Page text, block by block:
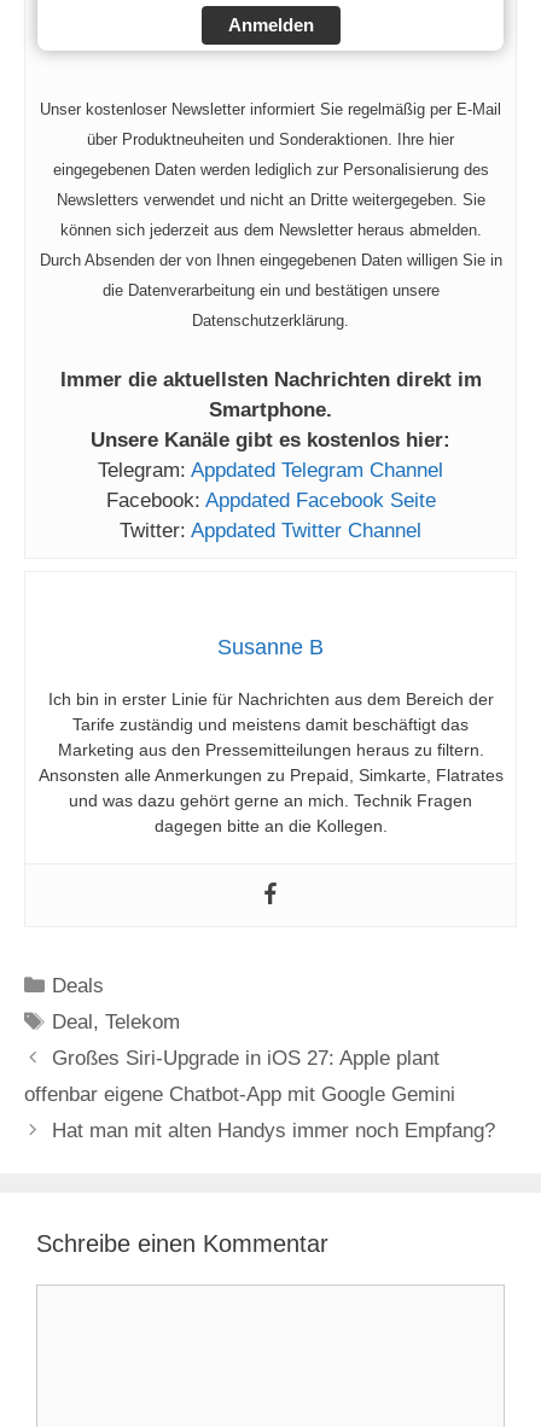
Anmelden
Unser kostenloser Newsletter informiert Sie regelmäßig per E-Mail
über Produktneuheiten und Sonderaktionen. Ihre hier
eingegebenen Daten werden lediglich zur Personalisierung des
Newsletters verwendet und nicht an Dritte weitergegeben. Sie
können sich jederzeit aus dem Newsletter heraus abmelden.
Durch Absenden der von Ihnen eingegebenen Daten willigen Sie in
die Datenverarbeitung ein und bestätigen unsere
Datenschutzerklärung.
Immer die aktuellsten Nachrichten direkt im
Smartphone.
Unsere Kanäle gibt es kostenlos hier:
Telegram: Appdated Telegram Channel
Facebook: Appdated Facebook Seite
Twitter: Appdated Twitter Channel
Susanne B
Ich bin in erster Linie für Nachrichten aus dem Bereich der
Tarife zuständig und meistens damit beschäftigt das
Marketing aus den Pressemitteilungen heraus zu filtern.
Ansonsten alle Anmerkungen zu Prepaid, Simkarte, Flatrates
und was dazu gehört gerne an mich. Technik Fragen
dagegen bitte an die Kollegen.
Kategorien
Deals
Schlagwörter
Deal,Telekom
Großes Siri-Upgrade in iOS 27: Apple plant
offenbar eigene Chatbot-App mit Google Gemini
Hat man mit alten Handys immer noch Empfang?
Schreibe einen Kommentar